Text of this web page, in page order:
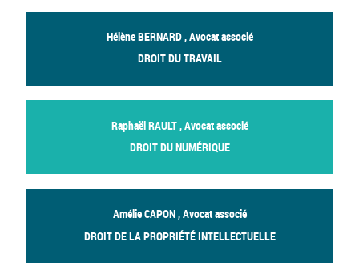
Hélène BERNARD , Avocat associé
DROIT DU TRAVAIL
Raphaël RAULT , Avocat associé
DROIT DU NUMÉRIQUE
Amélie CAPON , Avocat associé
DROIT DE LA PROPRIÉTÉ INTELLECTUELLE